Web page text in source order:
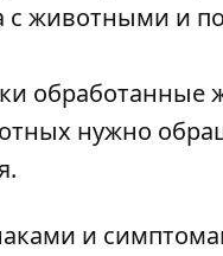
с животными и
обработанные
нужно
и